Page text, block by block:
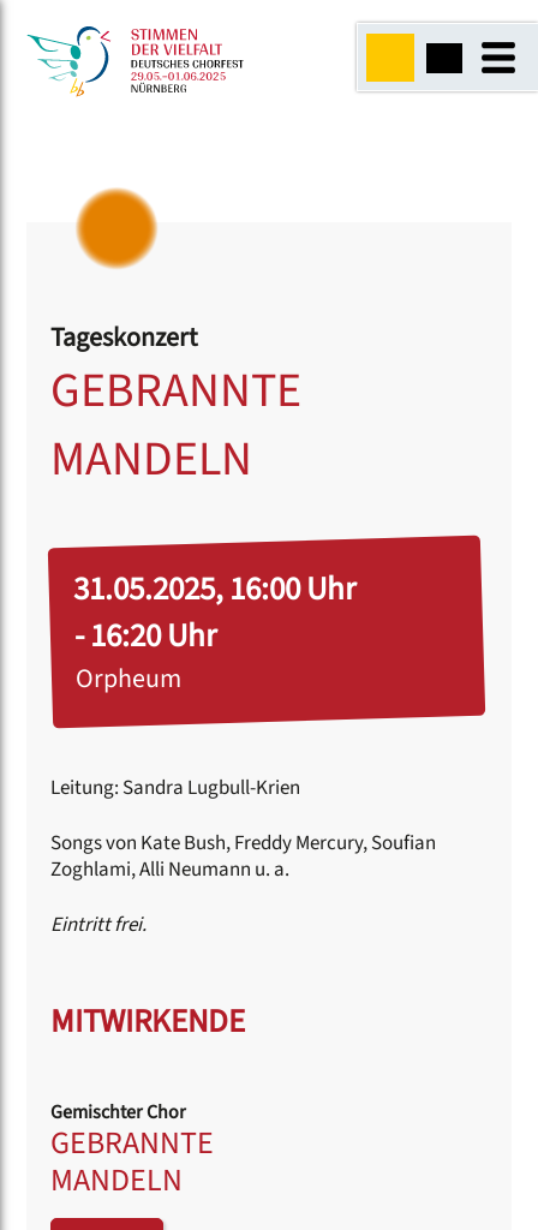
Tageskonzert
GEBRANNTE
MANDELN
31.05.2025, 16:00 Uhr
- 16:20 Uhr
Orpheum
Leitung: Sandra Lugbull-Krien
Songs von Kate Bush, Freddy Mercury, Soufian
Zoghlami, Alli Neumann u. a.
Eintritt frei.
MITWIRKENDE
Gemischter Chor
GEBRANNTE
MANDELN